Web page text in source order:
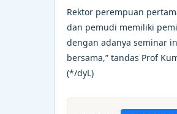
Rektor perempuan
dan pemudi memiliki
dengan adanya seminar
bersama,” tandas Prof
(*/dyL)